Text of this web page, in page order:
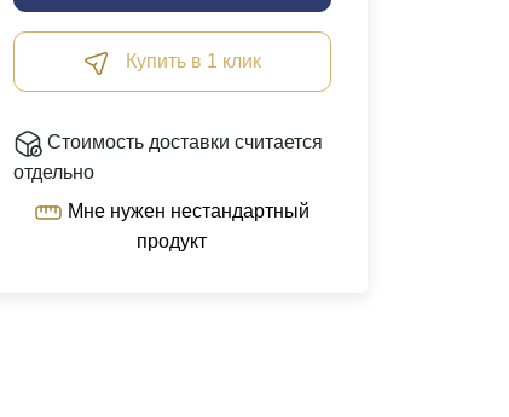
Купить в 1 клик
Стоимость доставки считается
отдельно
продукт